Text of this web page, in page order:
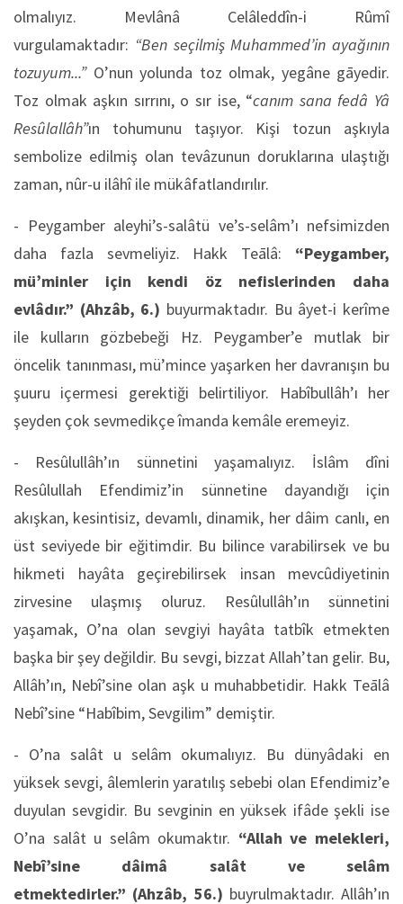
olmalıyız. Mevlânâ Celâleddîn-i Rûmî
vurgulamaktadır: “Ben seçilmiş Muhammed’in ayağının
tozuyum...” O’nun yolunda toz olmak, yegâne gāyedir.
Toz olmak aşkın sırrını, o sır ise, “canım sana fedâ Yâ
Resûlallâh”ın tohumunu taşıyor. Kişi tozun aşkıyla
sembolize edilmiş olan tevâzunun doruklarına ulaştığı
zaman, nûr-u ilâhî ile mükâfatlandırılır.
- Peygamber aleyhi’s-salâtü ve’s-selâm’ı nefsimizden
daha fazla sevmeliyiz. Hakk Teālâ: “Peygamber,
mü’minler için kendi öz nefislerinden daha
evlâdır.” (Ahzâb, 6.) buyurmaktadır. Bu âyet-i kerîme
ile kulların gözbebeği Hz. Peygamber’e mutlak bir
öncelik tanınması, mü’mince yaşarken her davranışın bu
şuuru içermesi gerektiği belirtiliyor. Habîbullâh’ı her
şeyden çok sevmedikçe îmanda kemâle eremeyiz.
- Resûlullâh’ın sünnetini yaşamalıyız. İslâm dîni
Resûlullah Efendimiz’in sünnetine dayandığı için
akışkan, kesintisiz, devamlı, dinamik, her dâim canlı, en
üst seviyede bir eğitimdir. Bu bilince varabilirsek ve bu
hikmeti hayâta geçirebilirsek insan mevcûdiyetinin
zirvesine ulaşmış oluruz. Resûlullâh’ın sünnetini
yaşamak, O’na olan sevgiyi hayâta tatbîk etmekten
başka bir şey değildir. Bu sevgi, bizzat Allah’tan gelir. Bu,
Allâh’ın, Nebî’sine olan aşk u muhabbetidir. Hakk Teālâ
Nebî’sine “Habîbim, Sevgilim” demiştir.
- O’na salât u selâm okumalıyız. Bu dünyâdaki en
yüksek sevgi, âlemlerin yaratılış sebebi olan Efendimiz’e
duyulan sevgidir. Bu sevginin en yüksek ifâde şekli ise
O’na salât u selâm okumaktır. “Allah ve melekleri,
Nebî’sine dâimâ salât ve selâm
etmektedirler.” (Ahzâb, 56.) buyrulmaktadır. Allâh’ın